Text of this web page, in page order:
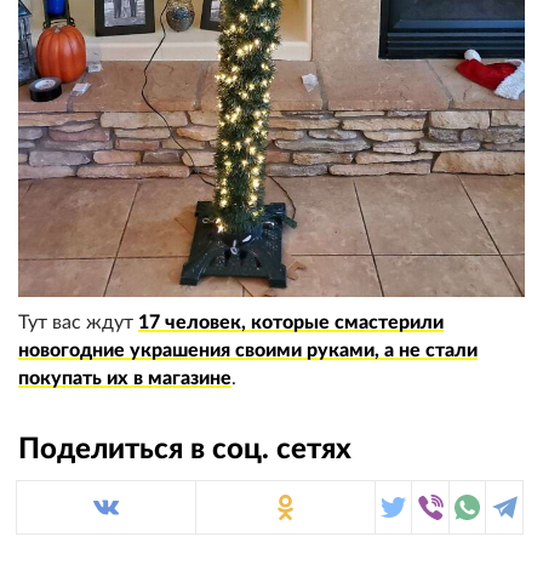
Тут вас ждут 17 человек, которые смастерили
новогодние украшения своими руками, а не стали
покупать их в магазине.
Поделиться в соц. сетях